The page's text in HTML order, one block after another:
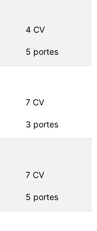
4 CV
5 portes
7 CV
3 portes
7 CV
5 portes